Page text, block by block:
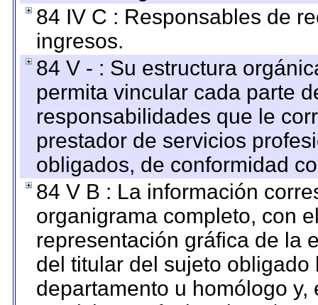
84 IV C : Responsables de
ingresos.
84 V - : Su estructura
permita vincular cada parte
responsabilidades que le
prestador de servicios
obligados, de conformidad
84 V B : La información
organigrama completo, con
representación gráfica de la
del titular del sujeto
departamento u homólogo